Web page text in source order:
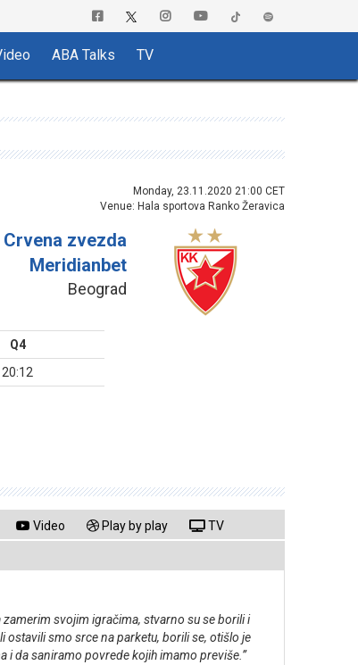
ABA Talks TV
Monday, 23.11.2020 21:00 CET
Venue: Hala sportova Ranko Žeravica
Crvena zvezda
Meridianbet
Beograd
Q4
20:12
Video Play by play TV
svojim igračima, stvarno su se borili i
ostavili smo srce na parketu, borili se, otišlo je
i da saniramo povrede kojih imamo previše.”